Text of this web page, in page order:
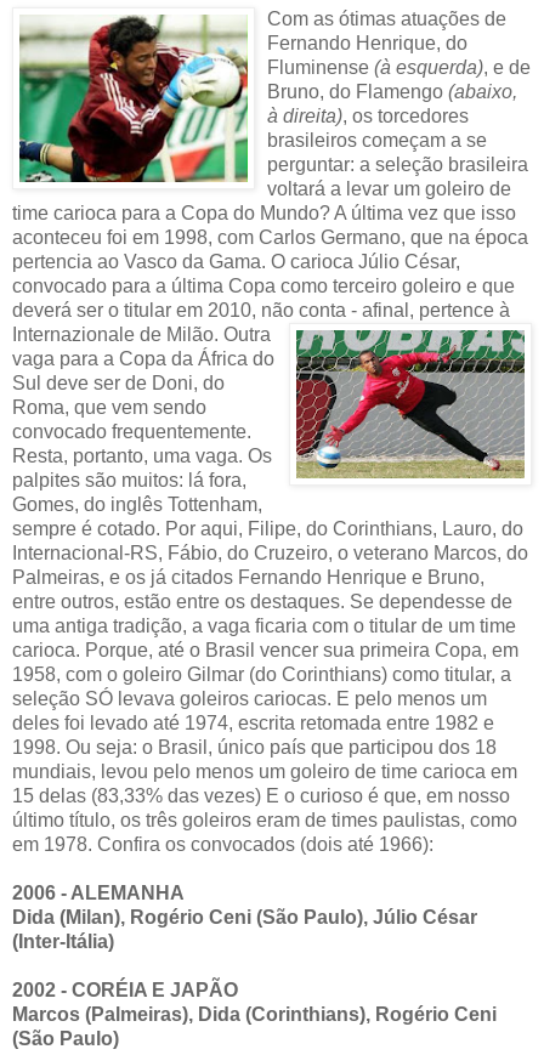
Com as ótimas atuações de
Fernando Henrique, do
Fluminense (à esquerda), e de
Bruno, do Flamengo (abaixo,
à direita), os torcedores
brasileiros começam a se
perguntar: a seleção brasileira
voltará a levar um goleiro de
time carioca para a Copa do Mundo? A última vez que isso
aconteceu foi em 1998, com Carlos Germano, que na época
pertencia ao Vasco da Gama. O carioca Júlio César,
convocado para a última Copa como terceiro goleiro e que
deverá ser o titular em 2010, não conta - afinal, pertence à
Internazionale de Milão. Outra
vaga para a Copa da África do
Sul deve ser de Doni, do
Roma, que vem sendo
convocado frequentemente.
Resta, portanto, uma vaga. Os
palpites são muitos: lá fora,
Gomes, do inglês Tottenham,
sempre é cotado. Por aqui, Filipe, do Corinthians, Lauro, do
Internacional-RS, Fábio, do Cruzeiro, o veterano Marcos, do
Palmeiras, e os já citados Fernando Henrique e Bruno,
entre outros, estão entre os destaques. Se dependesse de
uma antiga tradição, a vaga ficaria com o titular de um time
carioca. Porque, até o Brasil vencer sua primeira Copa, em
1958, com o goleiro Gilmar (do Corinthians) como titular, a
seleção SÓ levava goleiros cariocas. E pelo menos um
deles foi levado até 1974, escrita retomada entre 1982 e
1998. Ou seja: o Brasil, único país que participou dos 18
mundiais, levou pelo menos um goleiro de time carioca em
15 delas (83,33% das vezes) E o curioso é que, em nosso
último título, os três goleiros eram de times paulistas, como
em 1978. Confira os convocados (dois até 1966):
2006 - ALEMANHA
Dida (Milan), Rogério Ceni (São Paulo), Júlio César
(Inter-Itália)
2002 - CORÉIA E JAPÃO
Marcos (Palmeiras), Dida (Corinthians), Rogério Ceni
(São Paulo)